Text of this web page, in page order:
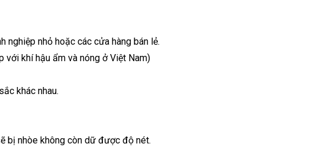
nghiệp nhỏ hoặc các cửa hàng bán lẻ.
với khí hậu ẩm và nóng ở Việt Nam)
khác nhau.
bị nhòe không còn dữ được độ nét.